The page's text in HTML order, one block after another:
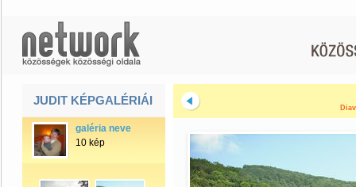
JUDIT KÉPGALÉRIÁI
galéria neve
10 kép